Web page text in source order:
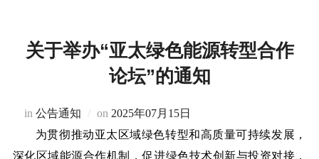
关于举办“亚太绿色能源转型合作
论坛”的通知
in公告通知 on Posted
on
2025年07月15日
为贯彻推动亚太区域绿色转型和高质量可持续发展，
深化区域能源合作机制，促进绿色技术创新与投资对接，